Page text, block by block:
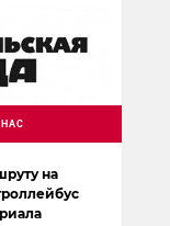
на